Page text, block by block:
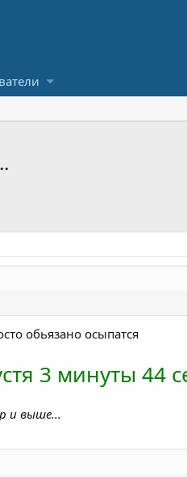
обьязано осыпатся
3 минуты 44
и выше...